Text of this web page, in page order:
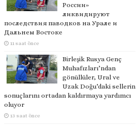
России»
ликвидируют
последствия паводков на Урале и
Дальнем Востоке
11 saat önce
Birleşik Rusya Genç
Muhafızları’ndan
gönüllüler, Ural ve
Uzak Doğu’daki sellerin
sonuçlarını ortadan kaldırmaya yardımcı
oluyor
13 saat önce